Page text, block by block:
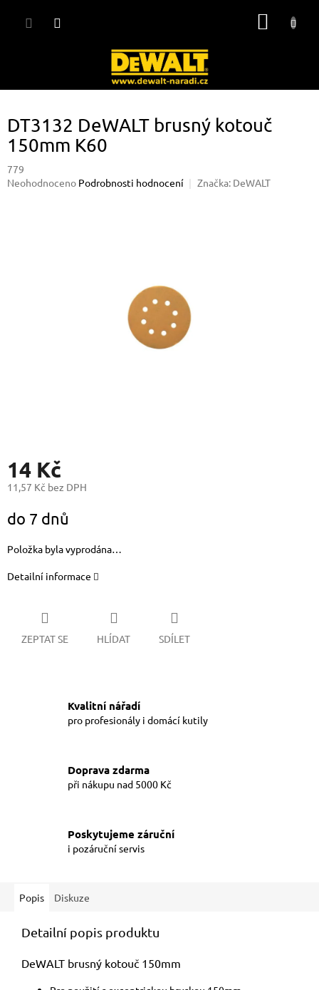
DT3132 DeWALT brusný kotouč
150mm K60
779
Průměrné
Neohodnoceno Podrobnosti hodnocení Značka: DeWALT
14 Kč
11,57 Kč bez DPH
cena:
do 7 dnů
Položka byla vyprodána…
Detailní informace
ZEPTAT SE HLÍDAT SDÍLET
Kvalitní nářadí
pro profesionály i domácí kutily
Doprava zdarma
při nákupu nad 5000 Kč
Poskytujeme záruční
i pozáruční servis
Popis Diskuze
Detailní popis produktu
DeWALT brusný kotouč 150mm